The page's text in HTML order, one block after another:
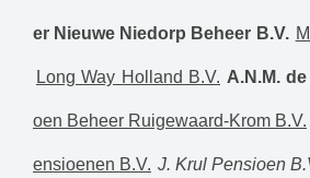
er Nieuwe Niedorp Beheer B.V.
Long Way Holland B.V. A.N.M.
oen Beheer Ruigewaard-Krom B.V.
ensioenen B.V. J. Krul Pensioen